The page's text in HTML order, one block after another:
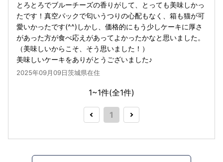
とろとろでブルーチーズの香りがして、とっても美味しかっ
たです！真空パックで匂いうつりの心配もなく、箱も猫が可
愛いかったです(^^)しかし、価格的にもう少しケーキに厚さ
があった方が食べ応えがあってよかったかなと思いました。
（美味しいからこそ、そう思いました！）
美味しいケーキをありがとうございました♪
2025年09月09日茨城県在住
1~1件(全1件)
1